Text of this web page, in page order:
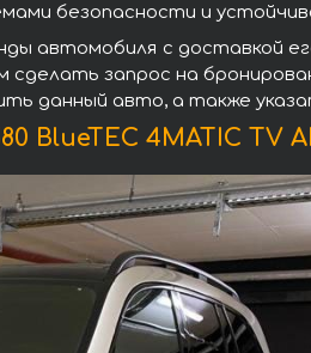
безопасности и
автомобиля с доставкой
сделать запрос на
данный авто, а также
BlueTEC 4MATIC TV